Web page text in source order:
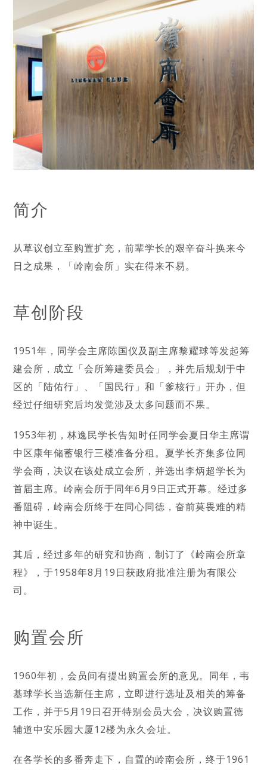
简介
从草议创立至购置扩充，前辈学长的艰辛奋斗换来今
日之成果，「岭南会所」实在得来不易。
草创阶段
1951年，同学会主席陈国仪及副主席黎耀球等发起筹
建会所，成立「会所筹建委员会」，并先后规划于中
区的「陆佑行」、「国民行」和「爹核行」开办，但
经过仔细研究后均发觉涉及太多问题而不果。
1953年初，林逸民学长告知时任同学会夏日华主席谓
中区康年储蓄银行三楼准备分租。夏学长齐集多位同
学会商，决议在该处成立会所，并选出李炳超学长为
首届主席。岭南会所于同年6月9日正式开幕。经过多
番阻碍，岭南会所终于在同心同德，奋前莫畏难的精
神中诞生。
其后，经过多年的研究和协商，制订了《岭南会所章
程》，于1958年8月19日获政府批准注册为有限公
司。
购置会所
1960年初，会员间有提出购置会所的意见。同年，韦
基球学长当选新任主席，立即进行选址及相关的筹备
工作，并于5月19日召开特别会员大会，决议购置德
辅道中安乐园大厦12楼为永久会址。
在各学长的多番奔走下，自置的岭南会所，终于1961